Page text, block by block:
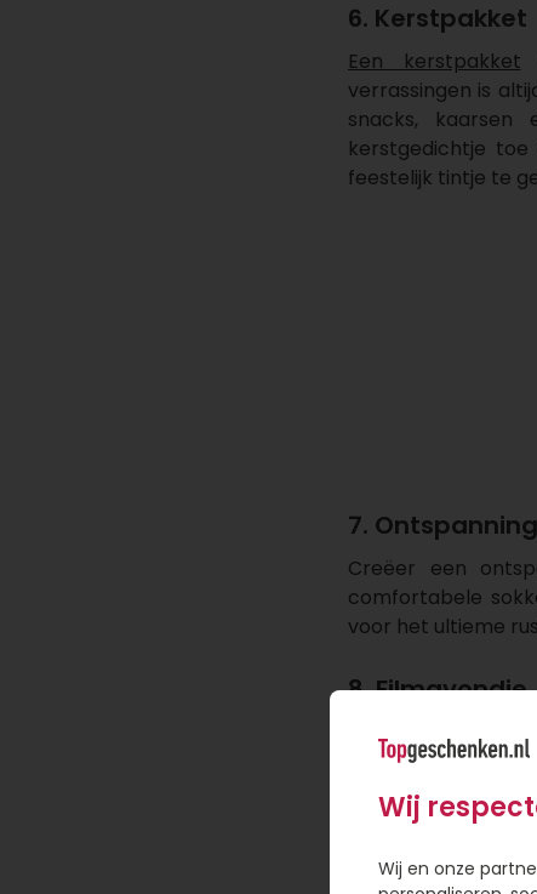
6. Kerstpakket
Een kerstpakket
verrassingen is
snacks, kaarsen
kerstgedichtje
feestelijk tintje te
7.
Creëer een
comfortabele
voor het ultieme
8. Filmavondje
Voor de
snacks en
samen met
9. Bloemen
Wij
Wij en onze